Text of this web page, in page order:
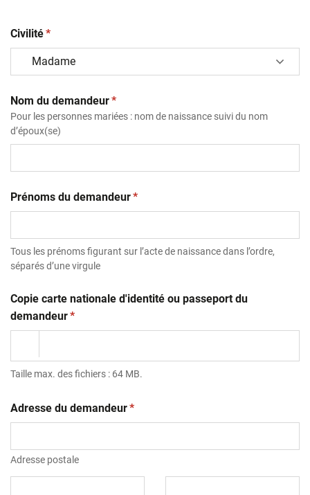
Civilité(obligatoire)
*
Nom du demandeur(obligatoire)
*
Pour les personnes mariées : nom de naissance suivi du nom
d’époux(se)
Prénoms du demandeur(obligatoire)
*
Tous les prénoms figurant sur l’acte de naissance dans l’ordre,
séparés d’une virgule
Copie carte nationale d'identité ou passeport du
demandeur(obligatoire)
*
Taille max. des fichiers : 64 MB.
Adresse du demandeur(obligatoire)
*
Adresse postale